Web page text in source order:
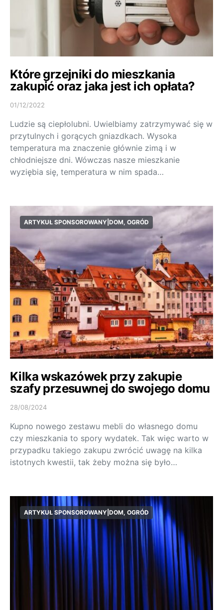
Które grzejniki do mieszkania
zakupić oraz jaka jest ich opłata?
01/12/2022
Ludzie są ciepłolubni. Uwielbiamy zatrzymywać się w
przytulnych i gorących gniazdkach. Wysoka
temperatura ma znaczenie głównie zimą i w
chłodniejsze dni. Wówczas nasze mieszkanie
wyziębia się, temperatura w nim spada…
ARTYKUŁ SPONSOROWANY|DOM, OGRÓD
Kilka wskazówek przy zakupie
szafy przesuwnej do swojego domu
28/08/2024
Kupno nowego zestawu mebli do własnego domu
czy mieszkania to spory wydatek. Tak więc warto w
przypadku takiego zakupu zwrócić uwagę na kilka
istotnych kwestii, tak żeby można się było…
ARTYKUŁ SPONSOROWANY|DOM, OGRÓD